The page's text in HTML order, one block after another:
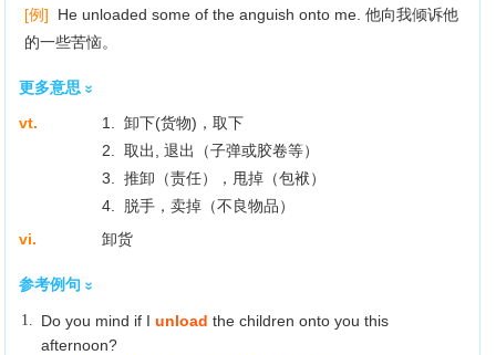
[例] He unloaded some of the anguish onto me. 他向我倾诉他
的一些苦恼。
更多意思
vt.
1. 卸下(货物)，取下
2. 取出, 退出（子弹或胶卷等）
3. 推卸（责任），甩掉（包袱）
4. 脱手，卖掉（不良物品）
vi.
卸货
参考例句
1. Do you mind if I unloadthe children onto you this
afternoon?